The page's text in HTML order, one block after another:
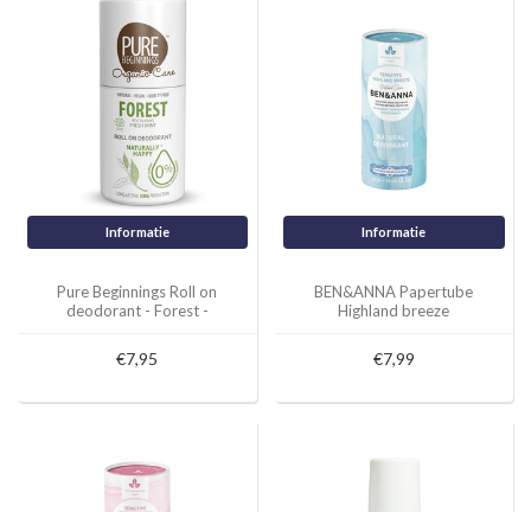
Informatie
Pure Beginnings Roll on
deodorant - Forest -
€7,95
Informatie
BEN&ANNA Papertube
Highland breeze
€7,99